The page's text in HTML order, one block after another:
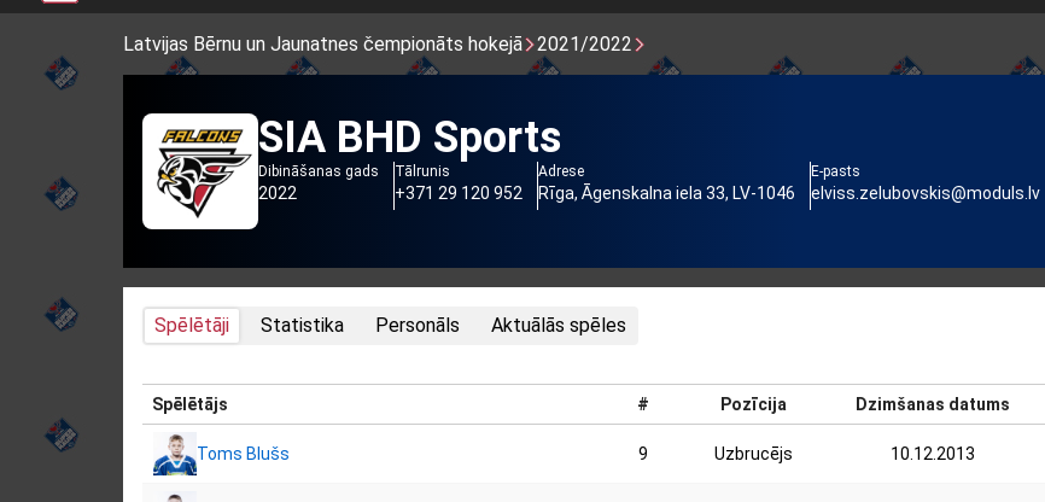
Latvijas Bērnu un Jaunatnes čempionāts hokejā 2021/2022
SIA BHD Sports
Dibināšanas gads
2022
Tālrunis
+371 29 120 952
Adrese
Rīga, Āgenskalna iela 33, LV-1046
E-pasts
elviss.zelubovskis@moduls.lv
Spēlētāji Statistika Personāls Aktuālās spēles
Spēlētājs # Pozīcija Dzimšanas datums
Toms Blušs 9 Uzbrucējs 10.12.2013